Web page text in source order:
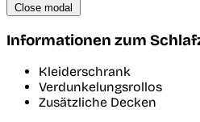
Close modal
Informationen zum
Kleiderschrank
Verdunkelungsrollos
Zusätzliche Decken